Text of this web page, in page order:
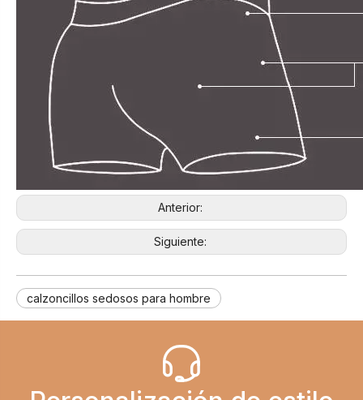
Anterior:
Siguiente:
calzoncillos sedosos para hombre